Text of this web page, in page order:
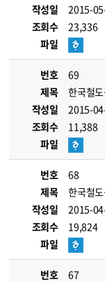
작성일
2015-
조회수
23,336
파일
번호
69
제목
한국철
작성일
2015-
조회수
11,388
파일
번호
68
제목
한국철
작성일
2015-
조회수
19,824
파일
번호
67